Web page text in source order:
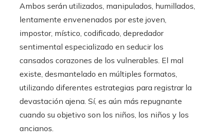
Ambos serán utilizados, manipulados, humillados,
lentamente envenenados por este joven,
impostor, místico, codificado, depredador
sentimental especializado en seducir los
cansados ​​corazones de los vulnerables. El mal
existe, desmantelado en múltiples formatos,
utilizando diferentes estrategias para registrar la
devastación ajena. Sí, es aún más repugnante
cuando su objetivo son los niños, los niños y los
ancianos.